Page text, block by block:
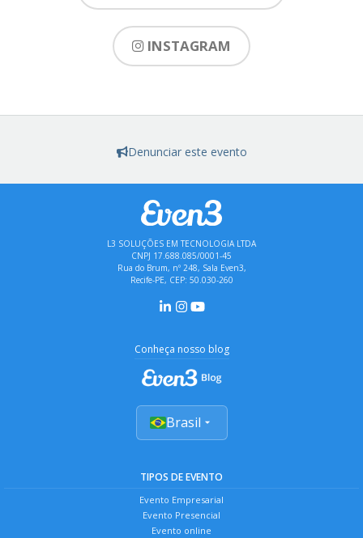
INSTAGRAM
Denunciar este evento
L3 SOLUÇÕES EM TECNOLOGIA LTDA
CNPJ 17.688.085/0001-45
Rua do Brum, nº 248, Sala Even3,
Recife-PE, CEP: 50.030-260
Conheça nosso blog
Brasil
TIPOS DE EVENTO
Evento Empresarial
Evento Presencial
Evento online